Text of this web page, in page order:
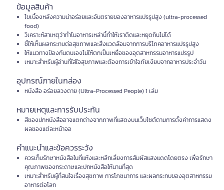
ข้อมูลสินค้า
ไขเบื้องหลังความน่าอร่อยและอันตรายของอาหารแปรรูปสูง (ultra-processed
food)
วิเคราะห์สาเหตุว่าทำไมอาหารเหล่านี้ทำให้เราติดและหยุดกินไม่ได้
ชี้ให้เห็นผลกระทบต่อสุขภาพและสิ่งแวดล้อมจากการบริโภคอาหารแปรรูปสูง
ให้แนวทางป้องกันตนเองไม่ให้ตกเป็นเหยื่อของอุตสาหกรรมอาหารแปรรูป
เหมาะสำหรับผู้อ่านที่ใส่ใจสุขภาพและต้องการเข้าใจภัยเงียบจากอาหารประจำวัน
อุปกรณ์ภายในกล่อง
หนังสือ อร่อยลวงตาย (Ultra-Processed People) 1 เล่ม
หมายเหตุและการรับประกัน
สีของปกหนังสืออาจแตกต่างจากภาพที่แสดงบนเว็บไซต์ตามการตั้งค่าการแสดง
ผลของแต่ละหน้าจอ
คำแนะนำและข้อควรระวัง
ควรเก็บรักษาหนังสือในที่แห้งและหลีกเลี่ยงการสัมผัสแสงแดดโดยตรง เพื่อรักษา
คุณภาพของกระดาษและปกหนังสือให้นานที่สุด
เหมาะสำหรับผู้ที่สนใจเรื่องสุขภาพ การโภชนาการ และผลกระทบของอุตสาหกรรม
อาหารต่อโลก